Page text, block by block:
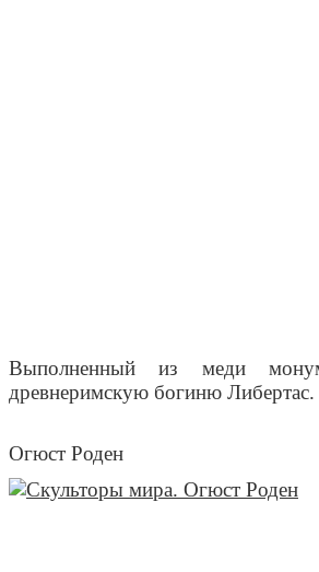
Выполненный из меди
древнеримскую богиню Либертас.
Огюст Роден